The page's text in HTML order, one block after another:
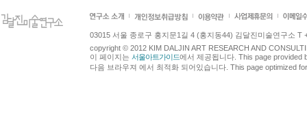
03015 서울 종로구 홍지문1길 4 (홍지동44) 김달진미술연구소 T
copyright © 2012 KIM DALJIN ART RESEARCH AND
이 페이지는 서울아트가이드에서 제공됩니다. This page provided
다음 브라우져 에서 최적화 되어있습니다. This page optimized